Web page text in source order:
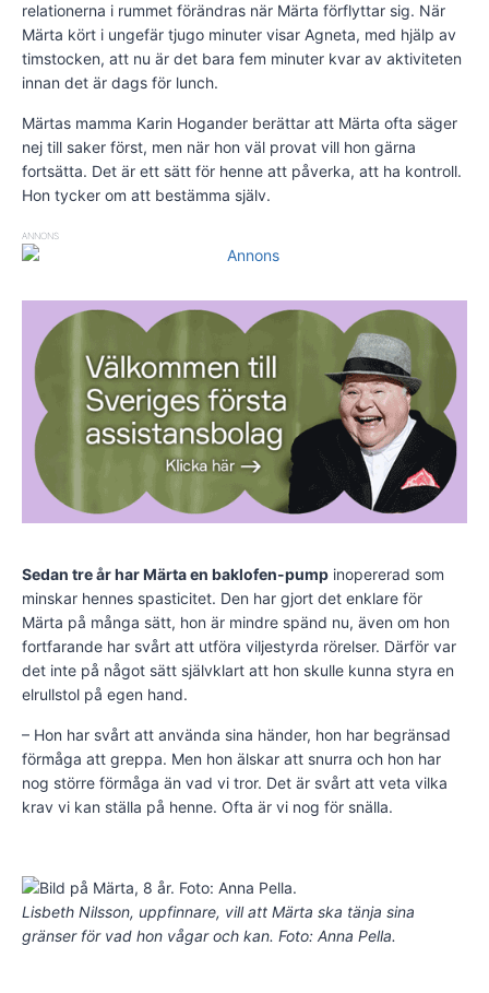
relationerna i rummet förändras när Märta förflyttar sig. När
Märta kört i ungefär tjugo minuter visar Agneta, med hjälp av
timstocken, att nu är det bara fem minuter kvar av aktiviteten
innan det är dags för lunch.
Märtas mamma Karin Hogander berättar att Märta ofta säger
nej till saker först, men när hon väl provat vill hon gärna
fortsätta. Det är ett sätt för henne att påverka, att ha kontroll.
Hon tycker om att bestämma själv.
ANNONS
Sedan tre år har Märta en baklofen-pump inopererad som
minskar hennes spasticitet. Den har gjort det enklare för
Märta på många sätt, hon är mindre spänd nu, även om hon
fortfarande har svårt att utföra viljestyrda rörelser. Därför var
det inte på något sätt självklart att hon skulle kunna styra en
elrullstol på egen hand.
– Hon har svårt att använda sina händer, hon har begränsad
förmåga att greppa. Men hon älskar att snurra och hon har
nog större förmåga än vad vi tror. Det är svårt att veta vilka
krav vi kan ställa på henne. Ofta är vi nog för snälla.
Lisbeth Nilsson, uppfinnare, vill att Märta ska tänja sina
gränser för vad hon vågar och kan. Foto: Anna Pella.